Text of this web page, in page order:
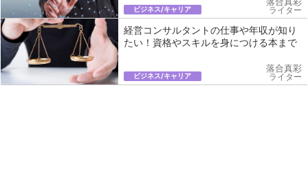
ビジネス/キャリア
ライター
経営コンサルタントの仕事や年収が知り
たい！資格やスキルを身につける本まで
ビジネス/キャリア
落合真彩
ライター